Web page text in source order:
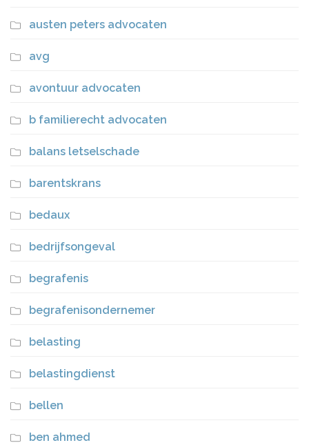
austen peters advocaten
avg
avontuur advocaten
b familierecht advocaten
balans letselschade
barentskrans
bedaux
bedrijfsongeval
begrafenis
begrafenisondernemer
belasting
belastingdienst
bellen
ben ahmed